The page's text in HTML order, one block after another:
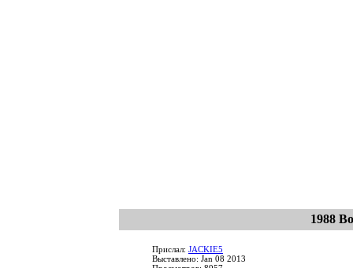
1988
Прислал: JACKIE5
Выставлено: Jan 08 2013